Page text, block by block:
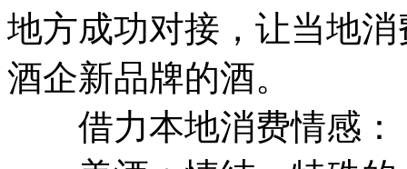
地方成功对接，让当地
酒企新品牌的酒。
借力本地消费情感：